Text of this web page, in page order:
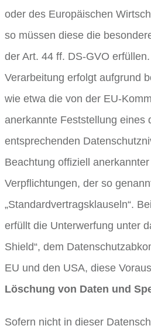
oder des Europäischen
so müssen diese die
der Art. 44 ff. DS-GVO
Verarbeitung erfolgt aufgrund
wie etwa die von der EU-
anerkannte Feststellung eines
entsprechenden
Beachtung offiziell
Verpflichtungen, der so
„Standardvertragsklauseln“.
erfüllt die Unterwerfung unter
Shield“, dem
EU und den USA, diese
Löschung von Daten und
Sofern nicht in dieser